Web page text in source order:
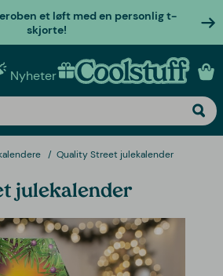
et løft med en personlig t-
skjorte!
Nyheter Personlige gaver
Quality Street julekalender
julekalender